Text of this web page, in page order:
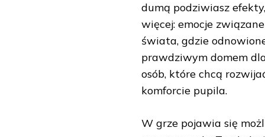
dumą podziwiasz efekty,
więcej: emocje
świata, gdzie
prawdziwym domem
osób, które chcą
komforcie pupila.
W grze pojawia się